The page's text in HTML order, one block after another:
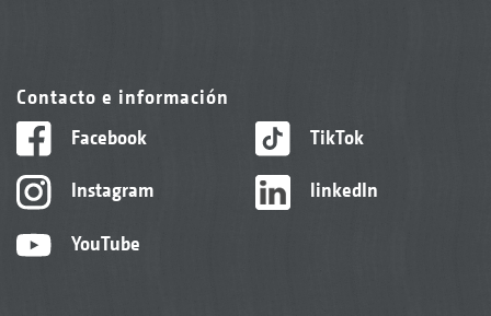
Contacto e información
Facebook
Instagram
YouTube
TikTok
linkedIn